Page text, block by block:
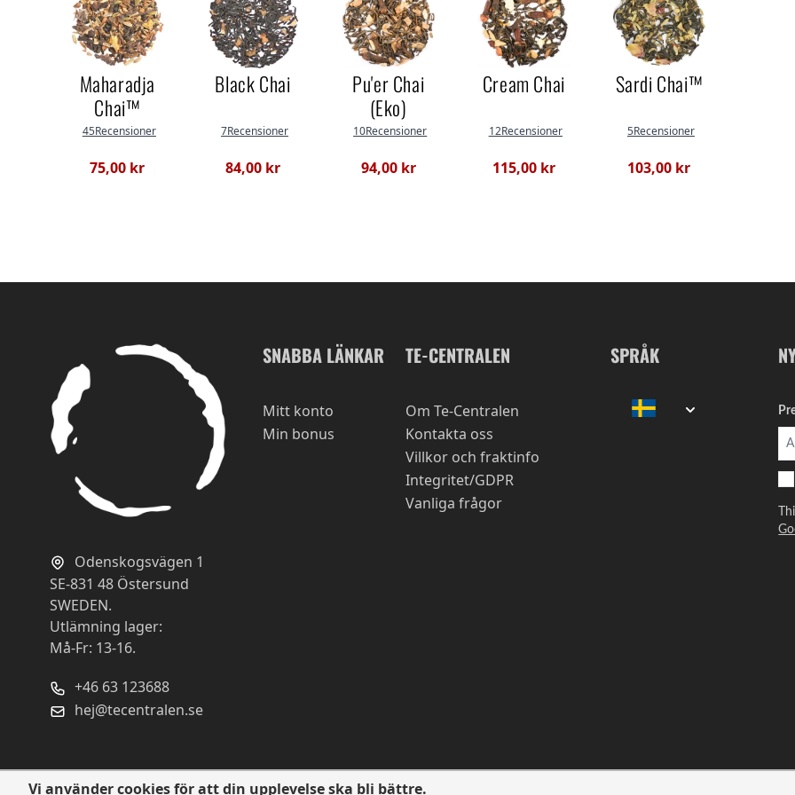
Vi använder cookies för att din upplevelse ska bli bättre.
Maharadja
Chai™
45Recensioner
75,00 kr
Black Chai
7Recensioner
84,00 kr
Pu'er Chai
(Eko)
10Recensioner
94,00 kr
Cream Chai
12Recensioner
115,00 kr
Sardi Chai™
5Recensioner
103,00 kr
Odenskogsvägen 1
SE-831 48 Östersund
SWEDEN.
Utlämning lager:
Må-Fr: 13-16.
+46 63 123688
hej@tecentralen.se
SNABBA LÄNKAR
Mitt konto
Min bonus
TE-CENTRALEN
Om Te-Centralen
Kontakta oss
Villkor och fraktinfo
Integritet/GDPR
Vanliga frågor
SPRÅK